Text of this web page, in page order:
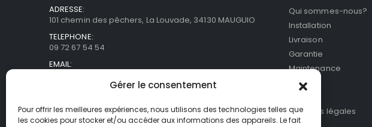
Gérer le consentement
Pour offrir les meilleures expériences, nous utilisons des technologies telles que
les cookies pour stocker et/ou accéder aux informations des appareils. Le fait
ADRESSE:
101 chemin des pêchers, La Louvade, 34130 MAUGUIO
TELEPHONE:
09 72 67 54 54
EMAIL:
Qui sommes-nous?
Installation
Livraison
Garantie
Maintenance
SAV
Mentions légales